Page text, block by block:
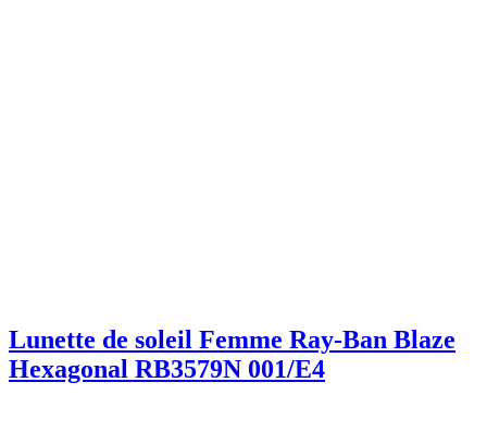
Lunette de soleil Femme Ray-Ban Blaze
Hexagonal RB3579N 001/E4